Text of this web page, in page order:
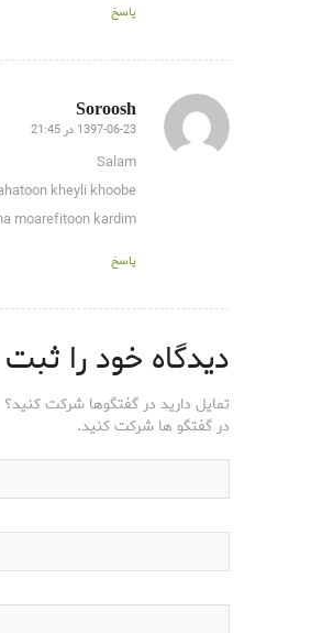
پاسخ
Soroosh
گفته:
1397-06-23 در 21:45
Salam
kheyli khoobe
moarefitoon kardim
پاسخ
دیدگاه خود را
تمایل دارید در گفتگوها شرکت کنید؟
در گفتگو ها شرکت کنید.